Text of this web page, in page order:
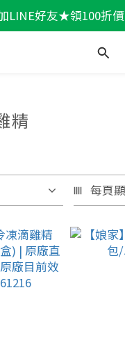
輕盈一夏★滿額86折
LINE好友★領100折
輕盈一夏★滿額86折
精
每頁